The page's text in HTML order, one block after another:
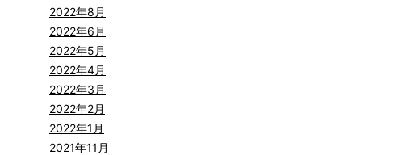
2022年8月
2022年6月
2022年5月
2022年4月
2022年3月
2022年2月
2022年1月
2021年11月